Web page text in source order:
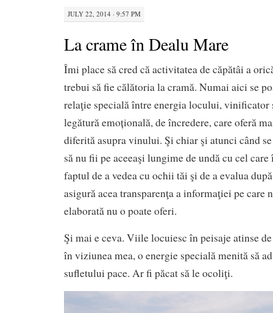
JULY 22, 2014 · 9:57 PM
La crame în Dealu Mare
Îmi place să cred că activitatea de căpătâi a
trebui să fie călătoria la cramă. Numai aici se
relaţie specială între energia locului, vinificator
legătură emoțională, de încredere, care oferă
diferită asupra vinului. Şi chiar şi atunci când
să nu fii pe aceeaşi lungime de undă cu cel
faptul de a vedea cu ochii tăi şi de a evalua
asigură acea transparenţa a informaţiei pe care
elaborată nu o poate oferi.
Şi mai e ceva. Viile locuiesc în peisaje atinse
în viziunea mea, o energie specială menită să
sufletului pace. Ar fi păcat să le ocoliţi.